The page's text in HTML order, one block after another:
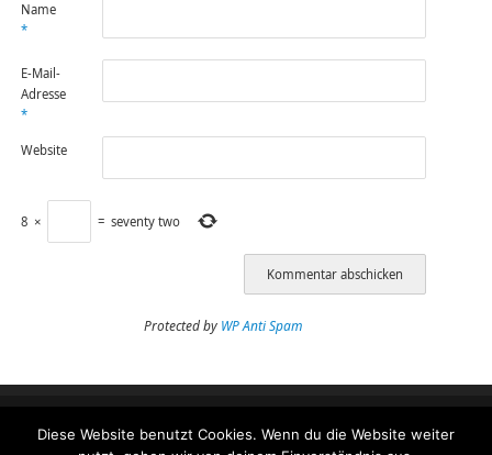
Name
*
E-Mail-
Adresse
*
Website
8 × = seventy two
Protected by WP Anti Spam
Impressum Datenschutzeinstellungen Benutzer Datenschutzerklärung
Diese Website benutzt Cookies. Wenn du die Website weiter